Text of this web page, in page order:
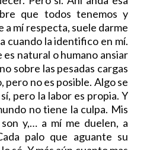
que todos tenemos y
a mí respecta, suele darme
cuando la identifico en mí.
es natural o humano ansiar
sobre las pesadas cargas
pero no es posible. Algo se
pero la labor es propia. Y
no tiene la culpa. Mis
y,… a mí me duelen, a
palo que aguante su